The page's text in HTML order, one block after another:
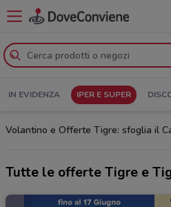
IN EVIDENZA IPER E SUPER
Volantino e Offerte Tigre: sfoglia il
Tutte le offerte Tigre e